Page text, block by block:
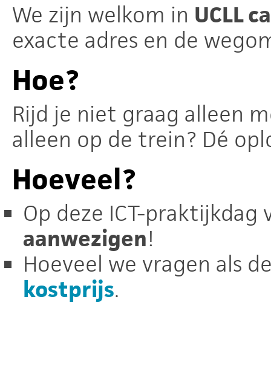
We zijn welkom in UCLL
exacte adres en de
Hoe?
Rijd je niet graag alleen
alleen op de trein? Dé
Hoeveel?
Op deze ICT-
aanwezigen!
Hoeveel we vragen als
kostprijs.